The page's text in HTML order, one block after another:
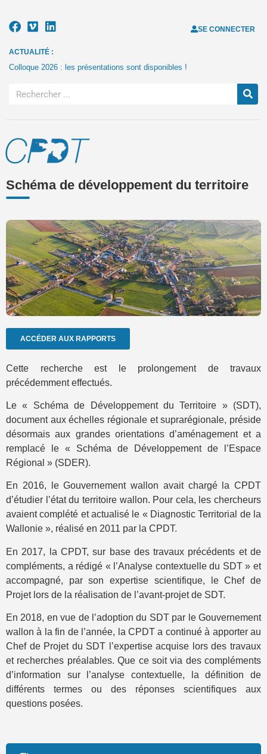
SE CONNECTER
ACTUALITÉ :
Colloque 2026 : les présentations sont disponibles !
Schéma de développement du territoire
ACCÉDER AUX RAPPORTS
Cette recherche est le prolongement de travaux
précédemment effectués.
Le « Schéma de Développement du Territoire » (SDT),
document aux échelles régionale et suprarégionale, préside
désormais aux grandes orientations d’aménagement et a
remplacé le « Schéma de Développement de l’Espace
Régional » (SDER).
En 2016, le Gouvernement wallon avait chargé la CPDT
d’étudier l’état du territoire wallon. Pour cela, les chercheurs
avaient complété et actualisé le « Diagnostic Territorial de la
Wallonie », réalisé en 2011 par la CPDT.
En 2017, la CPDT, sur base des travaux précédents et de
compléments, a rédigé « l’Analyse contextuelle du SDT » et
accompagné, par son expertise scientifique, le Chef de
Projet lors de la réalisation de l’avant-projet de SDT.
En 2018, en vue de l’adoption du SDT par le Gouvernement
wallon à la fin de l’année, la CPDT a continué à apporter au
Chef de Projet du SDT l’expertise acquise lors des travaux
et recherches préalables. Que ce soit via des compléments
d’information sur l’analyse contextuelle, la définition de
différents termes ou des réponses scientifiques aux
questions posées.